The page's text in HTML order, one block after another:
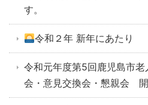
す。
令和２年 新年にあたり
令和元年度第5回鹿児島市
会・意見交換会・懇親会 開